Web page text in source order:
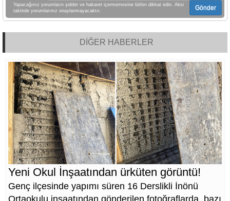
Yapacağınız yorumların şiddet ve hakaret içermemesine lütfen dikkat edin. Aksi
taktirde yorumlarınız onaylanmayacaktır.
Gönder
DİĞER HABERLER
Yeni Okul İnşaatından ürküten görüntü!
Genç ilçesinde yapımı süren 16 Derslikli İnönü
Ortaokulu inşaatından gönderilen fotoğraflarda, bazı